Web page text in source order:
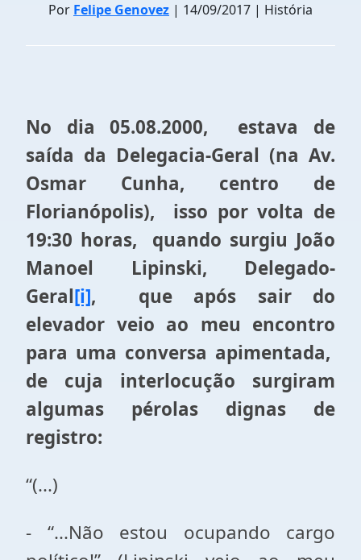
Por Felipe Genovez | 14/09/2017 | História
No dia 05.08.2000, estava de
saída da Delegacia-Geral (na Av.
Osmar Cunha, centro de
Florianópolis), isso por volta de
19:30 horas, quando surgiu João
Manoel Lipinski, Delegado-
Geral[i], que após sair do
elevador veio ao meu encontro
para uma conversa apimentada,
de cuja interlocução surgiram
algumas pérolas dignas de
registro:
“(...)
- “...Não estou ocupando cargo